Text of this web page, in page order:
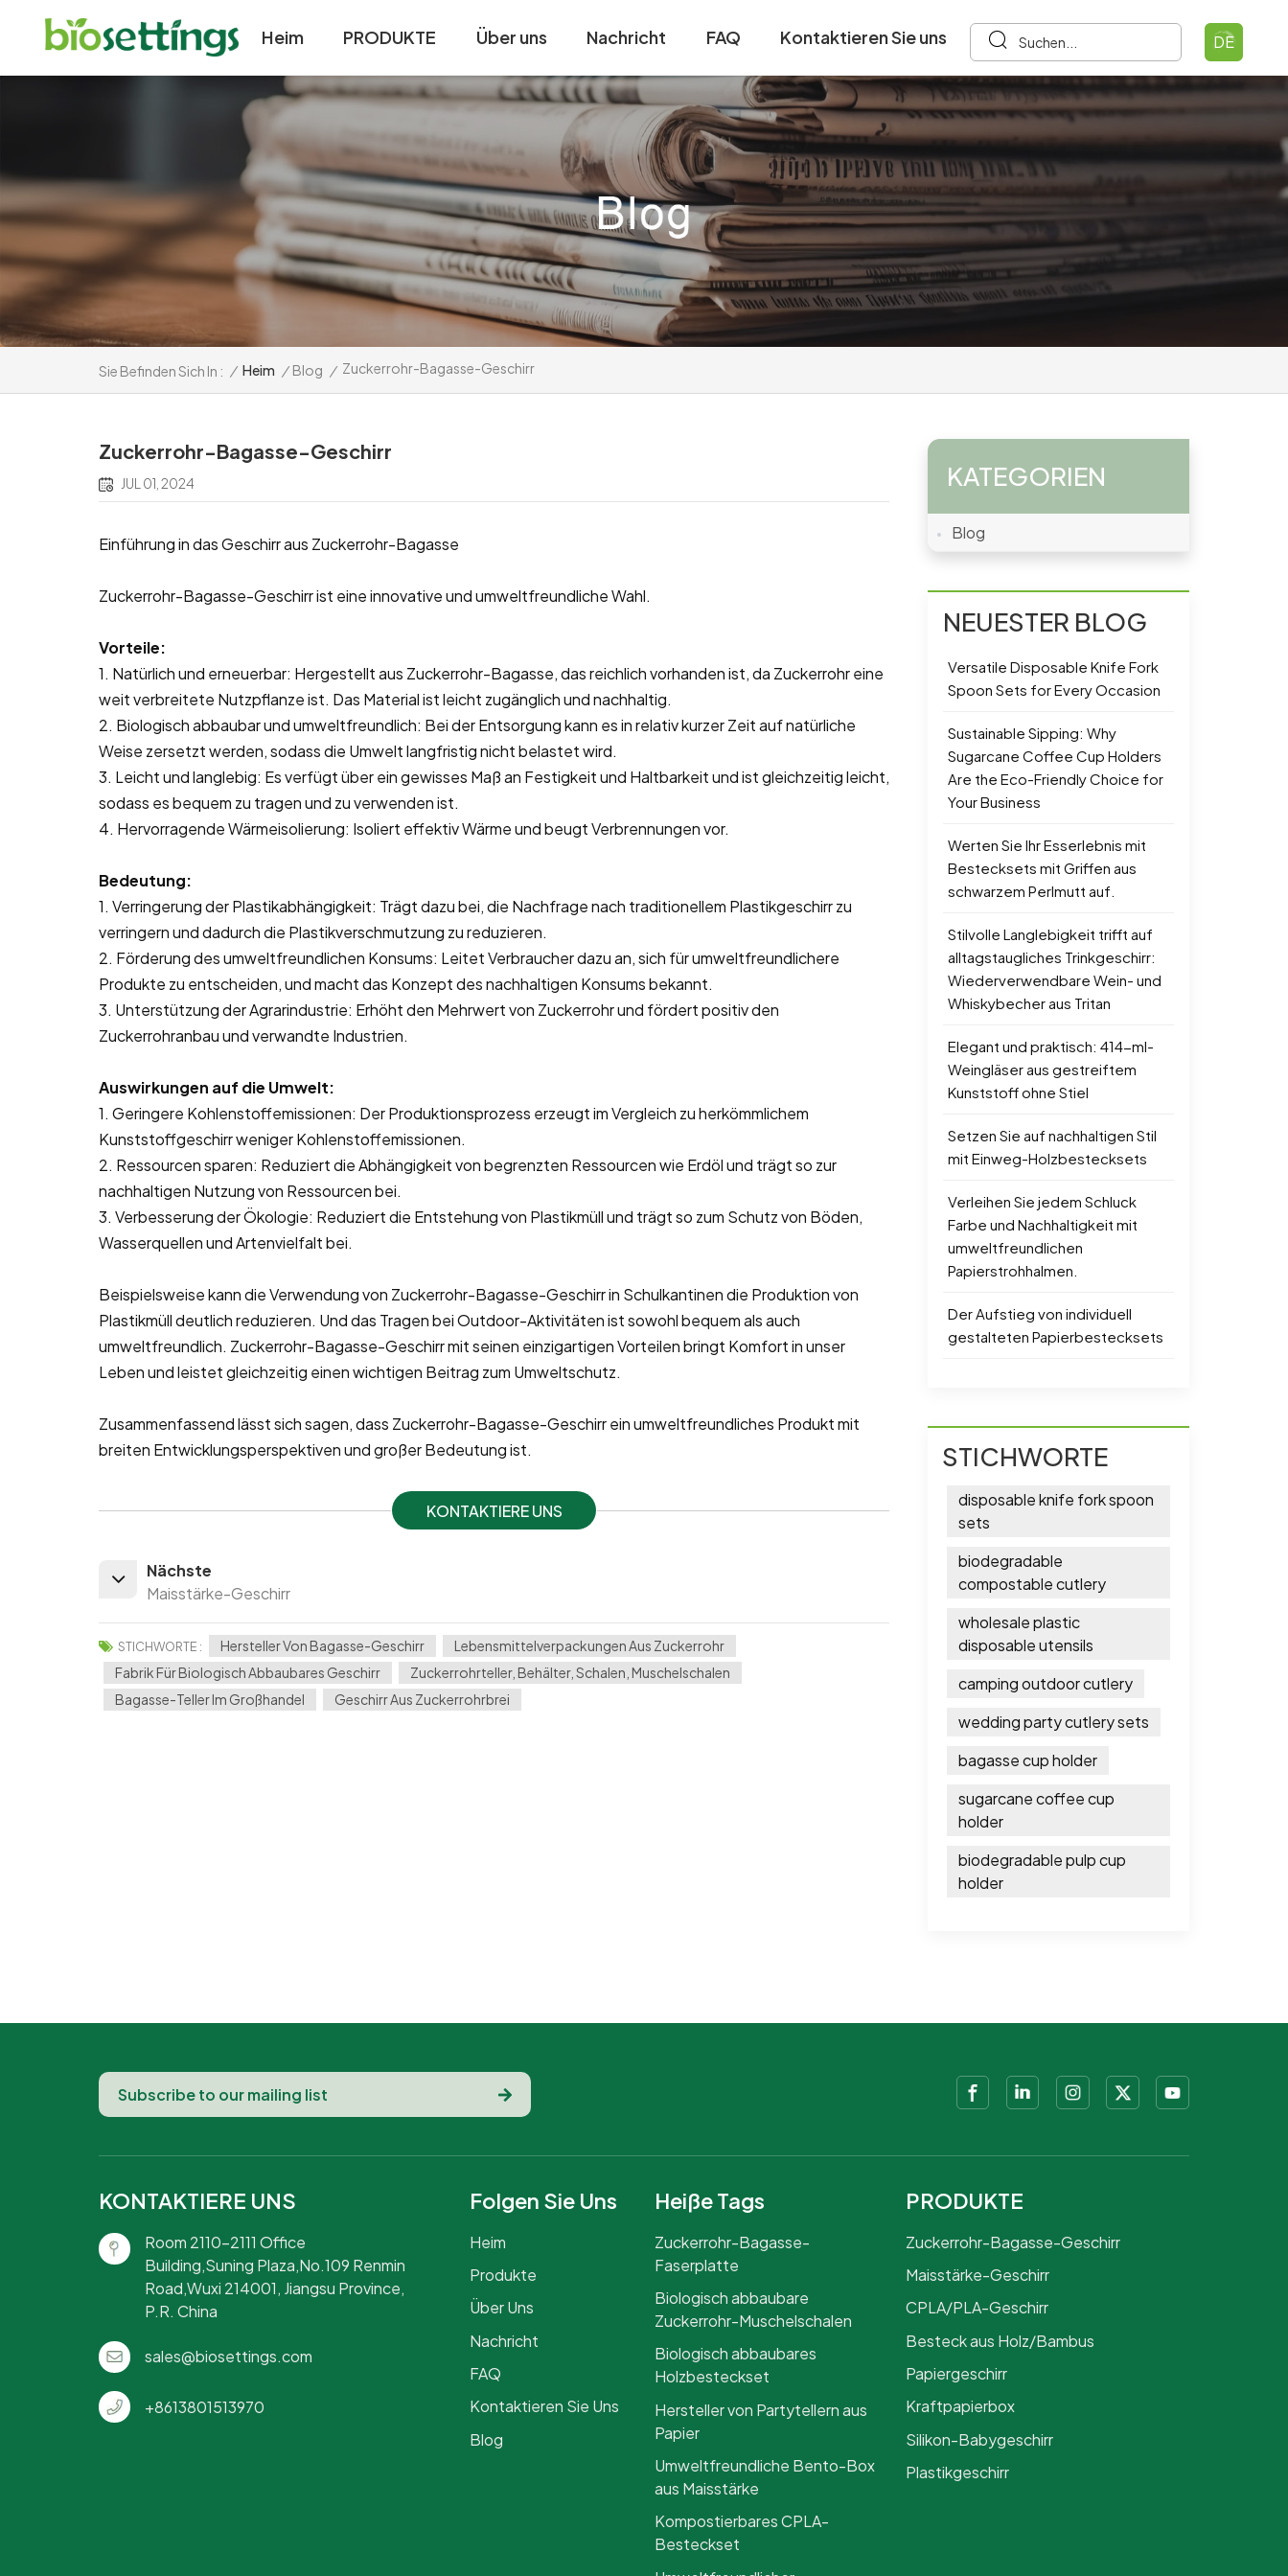
Heim PRODUKTE Über uns Nachricht FAQ Kontaktieren Sie uns DE
Sie Befinden Sich In : / Heim / Blog / Zuckerrohr-Bagasse-Geschirr
Zuckerrohr-Bagasse-Geschirr
JUL 01, 2024
Einführung in das Geschirr aus Zuckerrohr-Bagasse
Zuckerrohr-Bagasse-Geschirr ist eine innovative und umweltfreundliche Wahl.
Vorteile:
1. Natürlich und erneuerbar: Hergestellt aus Zuckerrohr-Bagasse, das reichlich vorhanden ist, da Zuckerrohr eine
weit verbreitete Nutzpflanze ist. Das Material ist leicht zugänglich und nachhaltig.
2. Biologisch abbaubar und umweltfreundlich: Bei der Entsorgung kann es in relativ kurzer Zeit auf natürliche
Weise zersetzt werden, sodass die Umwelt langfristig nicht belastet wird.
3. Leicht und langlebig: Es verfügt über ein gewisses Maß an Festigkeit und Haltbarkeit und ist gleichzeitig leicht,
sodass es bequem zu tragen und zu verwenden ist.
4. Hervorragende Wärmeisolierung: Isoliert effektiv Wärme und beugt Verbrennungen vor.
Bedeutung:
1. Verringerung der Plastikabhängigkeit: Trägt dazu bei, die Nachfrage nach traditionellem Plastikgeschirr zu
verringern und dadurch die Plastikverschmutzung zu reduzieren.
2. Förderung des umweltfreundlichen Konsums: Leitet Verbraucher dazu an, sich für umweltfreundlichere
Produkte zu entscheiden, und macht das Konzept des nachhaltigen Konsums bekannt.
3. Unterstützung der Agrarindustrie: Erhöht den Mehrwert von Zuckerrohr und fördert positiv den
Zuckerrohranbau und verwandte Industrien.
Auswirkungen auf die Umwelt:
1. Geringere Kohlenstoffemissionen: Der Produktionsprozess erzeugt im Vergleich zu herkömmlichem
Kunststoffgeschirr weniger Kohlenstoffemissionen.
2. Ressourcen sparen: Reduziert die Abhängigkeit von begrenzten Ressourcen wie Erdöl und trägt so zur
nachhaltigen Nutzung von Ressourcen bei.
3. Verbesserung der Ökologie: Reduziert die Entstehung von Plastikmüll und trägt so zum Schutz von Böden,
Wasserquellen und Artenvielfalt bei.
Beispielsweise kann die Verwendung von Zuckerrohr-Bagasse-Geschirr in Schulkantinen die Produktion von
Plastikmüll deutlich reduzieren. Und das Tragen bei Outdoor-Aktivitäten ist sowohl bequem als auch
umweltfreundlich. Zuckerrohr-Bagasse-Geschirr mit seinen einzigartigen Vorteilen bringt Komfort in unser
Leben und leistet gleichzeitig einen wichtigen Beitrag zum Umweltschutz.
Zusammenfassend lässt sich sagen, dass Zuckerrohr-Bagasse-Geschirr ein umweltfreundliches Produkt mit
breiten Entwicklungsperspektiven und großer Bedeutung ist.
KONTAKTIERE UNS
Nächste
Maisstärke-Geschirr
STICHWORTE : Hersteller Von Bagasse-Geschirr
Lebensmittelverpackungen Aus Zuckerrohr
Fabrik Für Biologisch Abbaubares Geschirr
Zuckerrohrteller, Behälter, Schalen, Muschelschalen
Bagasse-Teller Im Großhandel
Geschirr Aus Zuckerrohrbrei
KATEGORIEN
Blog
NEUESTER BLOG
Versatile Disposable Knife Fork
Spoon Sets for Every Occasion
Sustainable Sipping: Why
Sugarcane Coffee Cup Holders
Are the Eco-Friendly Choice for
Your Business
Werten Sie Ihr Esserlebnis mit
Bestecksets mit Griffen aus
schwarzem Perlmutt auf.
Stilvolle Langlebigkeit trifft auf
alltagstaugliches Trinkgeschirr:
Wiederverwendbare Wein- und
Whiskybecher aus Tritan
Elegant und praktisch: 414-ml-
Weingläser aus gestreiftem
Kunststoff ohne Stiel
Setzen Sie auf nachhaltigen Stil
mit Einweg-Holzbestecksets
Verleihen Sie jedem Schluck
Farbe und Nachhaltigkeit mit
umweltfreundlichen
Papierstrohhalmen.
Der Aufstieg von individuell
gestalteten Papierbestecksets
STICHWORTE
disposable knife fork spoon
sets
biodegradable
compostable cutlery
wholesale plastic
disposable utensils
camping outdoor cutlery
wedding party cutlery sets
bagasse cup holder
sugarcane coffee cup
holder
biodegradable pulp cup
holder
KONTAKTIERE UNS
Room 2110-2111 Office
Building,Suning Plaza,No.109 Renmin
Road,Wuxi 214001, Jiangsu Province,
P.R. China
sales@biosettings.com
+8613801513970
Folgen Sie Uns
Heim
Produkte
Über Uns
Nachricht
FAQ
Kontaktieren Sie Uns
Blog
Heiße Tags
Zuckerrohr-Bagasse-
Faserplatte
Biologisch abbaubare
Zuckerrohr-Muschelschalen
Biologisch abbaubares
Holzbesteckset
Hersteller von Partytellern aus
Papier
Umweltfreundliche Bento-Box
aus Maisstärke
Kompostierbares CPLA-
Besteckset
PRODUKTE
Zuckerrohr-Bagasse-Geschirr
Maisstärke-Geschirr
CPLA/PLA-Geschirr
Besteck aus Holz/Bambus
Papiergeschirr
Kraftpapierbox
Silikon-Babygeschirr
Plastikgeschirr